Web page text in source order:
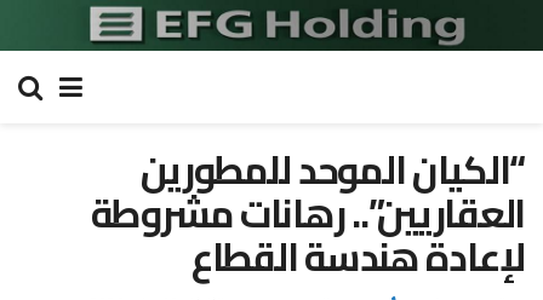
“الكيان الموحد للمطورين
العقاريين”.. رهانات مشروطة
لإعادة هندسة القطاع